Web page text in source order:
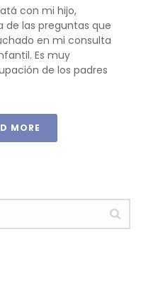
con mi hijo,
de las preguntas que
en mi consulta
Es muy
de los padres
MORE